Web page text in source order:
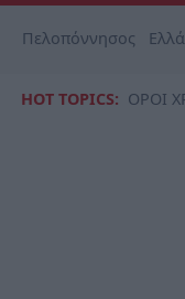
Πελοπόννησος
HOT TOPICS: ΟΡΟΙ